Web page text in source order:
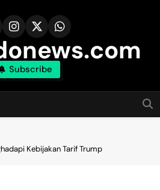
Subscribe
Kebijakan Tarif Trump